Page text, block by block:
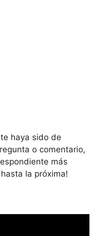
haya sido de
o comentario,
más
la próxima!